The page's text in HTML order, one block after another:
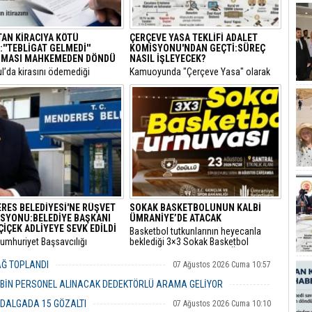
KİRACIYA KÖTÜ
GELMEDİ''
MAHKEMEDEN DÖNDÜ
kirasını ödemediği
hakkında icra takibi
bir kiracının “Ödeme emri
takipten geç haberdar
diyerek yaptığı usulsüz tebligat
Mahkemesi’nin dikkat
sonuçsuz kaldı.
ÇERÇEVE YASA TEKLİFİ ADALET
KOMİSYONU'NDAN GEÇTİ:SÜREÇ
NASIL İŞLEYECEK?
​Kamuoyunda "Çerçeve Yasa" olarak
bilinen ve terör örgütü PKK'nin
kendisini feshederek silah bırakmasını
hedefleyen Milli Dayanışma ve
Toplumsal Bütünlüğün
Güçlendirilmesine Dair Kanun Teklifi,
TBMM Adalet Komisyonu'nda kabul
edildi.
BELEDİYESİ'NE RÜŞVET
BAŞKANI
ADLİYEYE SEVK EDİLDİ
Başsavcılığı
kapsamında gözaltına
de aralarında bulunduğu 16
SOKAK BASKETBOLUNUN KALBİ
ÜMRANİYE’DE ATACAK
Basketbol tutkunlarının heyecanla
beklediği 3×3 Sokak Basketbol
Santral Etkinlik Alanı’nda
gerçekleştirilecek.
TOPLANDI 07 Ağustos 2026 Cuma 10:57
PERSONEL ALINACAK DEDEKTÖRLÜ ARAMA GELİYOR
07 Ağustos 2026 Cuma 10:18
15 GÖZALTI 07 Ağustos 2026 Cuma 10:10